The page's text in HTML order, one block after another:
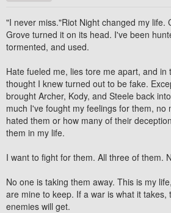
"I never miss."Riot Night changed my life.
Grove turned it on its head. I've been
tormented, and used.
Hate fueled me, lies tore me apart, and in
thought I knew turned out to be fake.
brought Archer, Kody, and Steele back
much I've fought my feelings for them, no
hated them or how many of their
them in my life.
I want to fight for them. All three of them.
No one is taking them away. This is my
are mine to keep. If a war is what it takes,
enemies will get.